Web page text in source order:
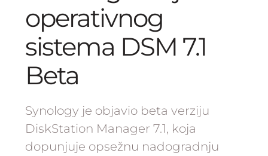
operativnog
sistema DSM 7.1
Beta
Synology je objavio beta verziju
DiskStation Manager 7.1, koja
dopunjuje opsežnu nadogradnju